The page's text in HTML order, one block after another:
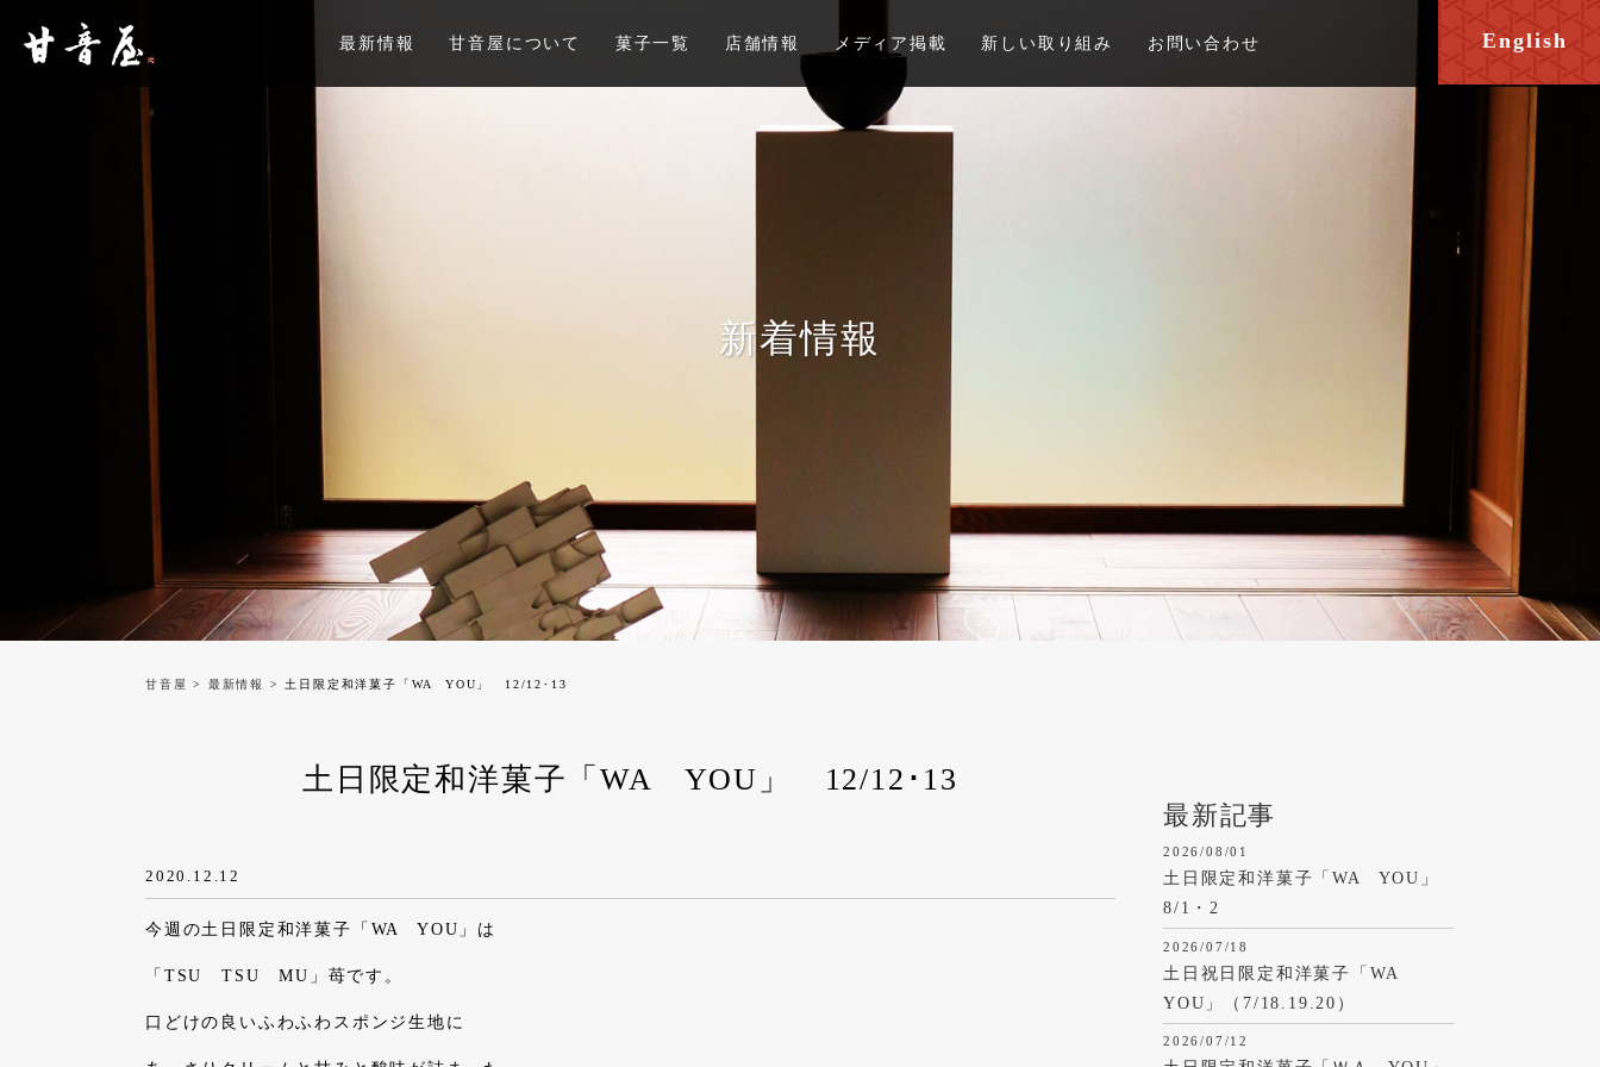
最新情報 甘音屋について 菓子一覧 店舗情報 メディア掲載 新しい取り組み お問い合わせ English
新着情報
甘音屋 > 最新情報 > 土日限定和洋菓子「WA YOU」 12/12･13
土日限定和洋菓子「WA YOU」 12/12･13
2020.12.12
今週の土日限定和洋菓子「WA YOU」は
「TSU TSU MU」苺です。
口どけの良いふわふわスポンジ生地に
最新記事
2026/08/01
土日限定和洋菓子「WA YOU」
8/1・2
2026/07/18
土日祝日限定和洋菓子「WA
YOU」（7/18.19.20）
2026/07/12